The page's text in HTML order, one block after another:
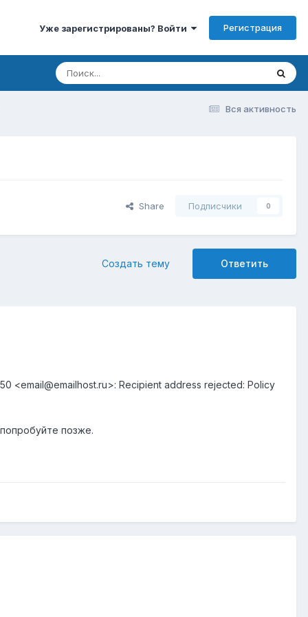
Уже зарегистрированы? Войти Регистрация
Вся активность
Share Подписчики 0
Ответить
Создать тему
<email@emailhost.ru>: Recipient address rejected: Policy
позже.